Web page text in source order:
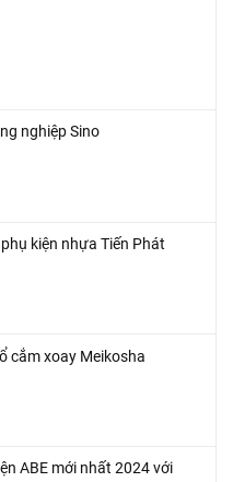
nghiệp Sino
kiện nhựa Tiến Phát
cắm xoay Meikosha
ABE mới nhất 2024 với